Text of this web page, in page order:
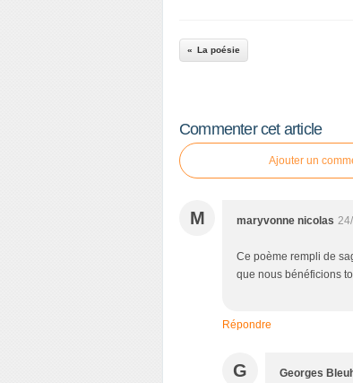
La poésie
Commenter cet article
Ajouter un
M maryvonne nicolas
Ce poème rempli de
que nous bénéficions
Répondre
G Georges